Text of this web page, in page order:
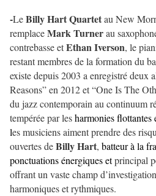
-LeBilly Hart Quartetau New
remplaceMark Turnerau
contrebasse etEthan Iverson, le
restant membres de la formation du
existe depuis 2003 a enregistré
Reasons” en 2012 et “One Is The
du jazz contemporain au continuum
tempérée par lesharmonies flottantes
les musiciens aiment prendre des
ouvertes deBilly Hart, batteur à la
ponctuations énergiques etprincipal
offrant un vaste champ
harmoniques et rythmiques.